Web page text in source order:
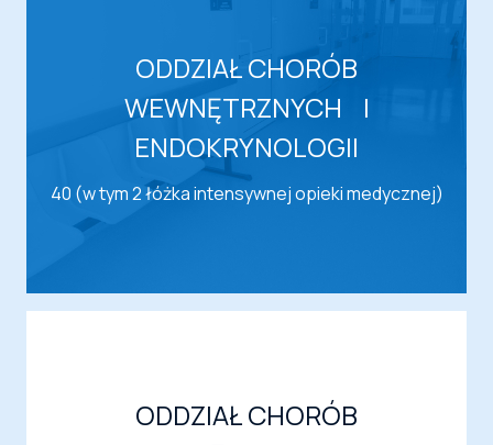
ODDZIAŁ CHORÓB
WEWNĘTRZNYCH I
ENDOKRYNOLOGII
40 (w tym 2 łóżka intensywnej opieki medycznej)
ODDZIAŁ CHORÓB